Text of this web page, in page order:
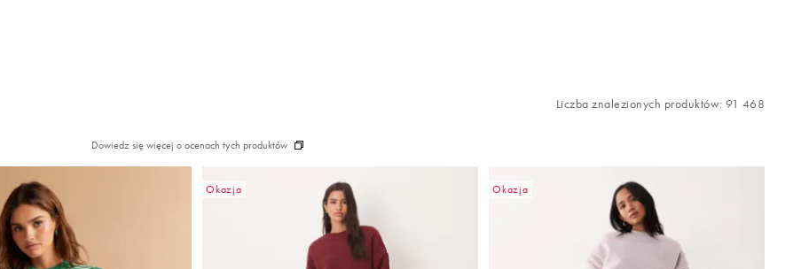
Liczba znalezionych produktów: 91 468
Dowiedz się więcej o ocenach tych produktów
Okazja Okazja